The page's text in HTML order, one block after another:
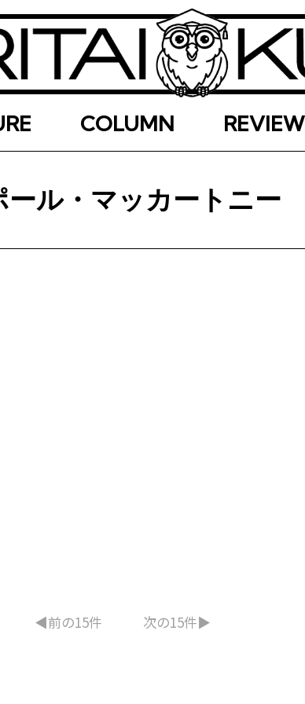
COLUMN REVIEW
ール・マッカートニー
◀︎前の15件 次の15件▶︎